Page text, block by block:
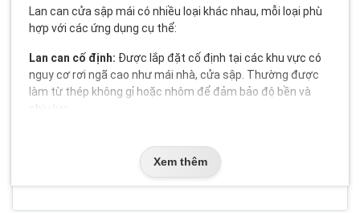
Lan can cửa sập mái có nhiều loại khác nhau, mỗi loại phù
hợp với các ứng dụng cụ thể:
Lan can cố định: Được lắp đặt cố định tại các khu vực có
nguy cơ rơi ngã cao như mái nhà, cửa sập. Thường được
làm từ thép không gỉ hoặc nhôm để đảm bảo độ bền và
chịu lực.
sử dụng trong các công trình xây dựng tạm thời.
Có thể gấp lại khi không sử dụng, tiết kiệm
nhà máy có không gian hạn chế.
Xem thêm